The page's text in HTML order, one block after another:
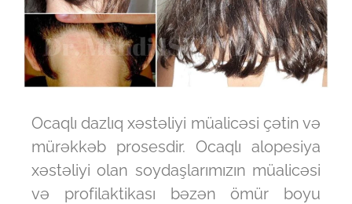
Ocaqlı dazlıq xəstəliyi müalicəsi çətin və
mürəkkəb prosesdir. Ocaqlı alopesiya
xəstəliyi olan soydaşlarımızın müalicəsi
və profilaktikası bəzən ömür boyu